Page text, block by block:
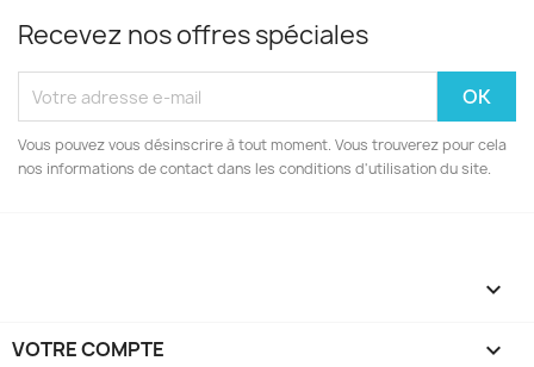
Recevez nos offres spéciales
Vous pouvez vous désinscrire à tout moment. Vous trouverez pour cela
nos informations de contact dans les conditions d'utilisation du site.

VOTRE COMPTE 